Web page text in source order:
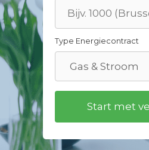
Type Energiecontract